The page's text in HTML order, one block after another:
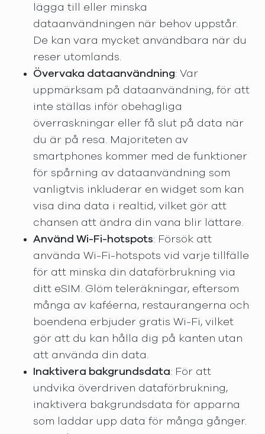
lägga till eller minska
dataanvändningen när behov uppstår.
De kan vara mycket användbara när du
reser utomlands.
Övervaka dataanvändning: Var
uppmärksam på dataanvändning, för att
inte ställas inför obehagliga
överraskningar eller få slut på data när
du är på resa. Majoriteten av
smartphones kommer med de funktioner
för spårning av dataanvändning som
vanligtvis inkluderar en widget som kan
visa dina data i realtid, vilket gör att
chansen att ändra din vana blir lättare.
Använd Wi-Fi-hotspots: Försök att
använda Wi-Fi-hotspots vid varje tillfälle
för att minska din dataförbrukning via
ditt eSIM. Glöm teleräkningar, eftersom
många av kaféerna, restaurangerna och
boendena erbjuder gratis Wi-Fi, vilket
gör att du kan hålla dig på kanten utan
att använda din data.
Inaktivera bakgrundsdata: För att
undvika överdriven dataförbrukning,
inaktivera bakgrundsdata för apparna
som laddar upp data för många gånger.